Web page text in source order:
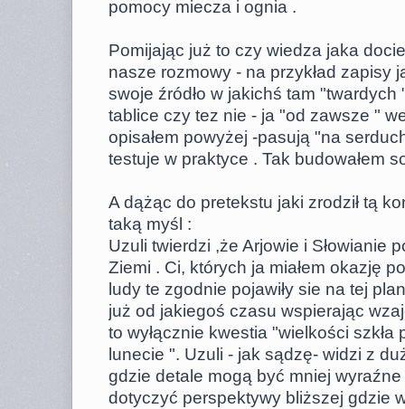
pomocy miecza i ognia .
Pomijając już to czy wiedza jaka
nasze rozmowy - na przykład zapisy
swoje źródło w jakichś tam
tablice czy tez nie - ja "od zawsze "
opisałem powyżej -pasują "na
testuje w praktyce . Tak budowałem
A dążąc do pretekstu jaki zrodził tą
taką myśl :
Uzuli twierdzi ,że Arjowie i Słowianie
Ziemi . Ci, których ja miałem okazję
ludy te zgodnie pojawiły sie na tej
już od jakiegoś czasu wspierając
to wyłącznie kwestia "wielkości
lunecie ". Uzuli - jak sądzę- widzi z
gdzie detale mogą być mniej
dotyczyć perspektywy bliższej gdzie